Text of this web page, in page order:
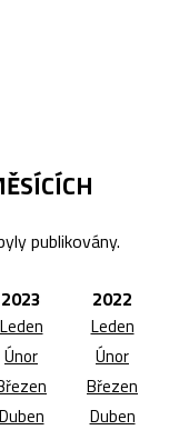
publikovány.
2023
Leden
Únor
Duben
2022
Leden
Únor
Březen
Duben